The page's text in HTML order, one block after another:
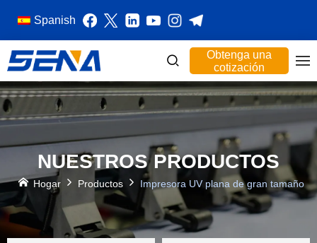
Spanish
Obtenga una
cotización
NUESTROS PRODUCTOS
Hogar Productos Impresora UV plana de gran tamaño